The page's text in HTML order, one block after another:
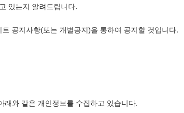
있는지 알려드립니다.
공지사항(또는 개별공지)을 통하여 공지할 것입니다.
래와 같은 개인정보를 수집하고 있습니다.